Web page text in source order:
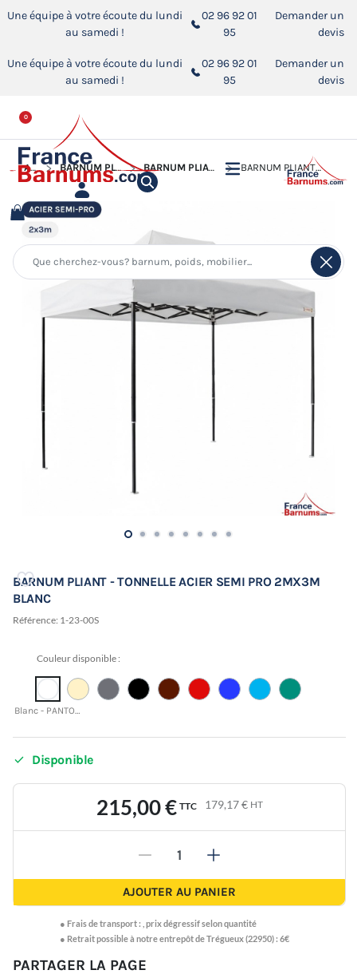
Une équipe à votre écoute du lundi
au samedi !
02 96 92 01
95
Demander un
devis
Une équipe à votre écoute du lundi
au samedi !
02 96 92 01
95
Demander un
devis
0
ACCUEIL BARNUM PLIANT - TONNELLE ACIER SEMI PRO BARNUM PLIANT - TONNELLE ACIER SEMI PRO 2MX3M BARNUM PLIANT - TONNELLE ACIER SEMI PRO 2MX3M BLANC
BARNUM PLIANT - TONNELLE ACIER SEMI PRO 2MX3M
BLANC
Référence: 1-23-00S
Couleur disponible :
Blanc - PANTONE 11-0601 TCX
 Disponible
215,00 € TTC 179,17 € HT
- +
AJOUTER AU PANIER
● Frais de transport : prix dégressif selon quantité
● Retrait possible à notre entrepôt de Trégueux (22950) : 6€
PARTAGER LA PAGE